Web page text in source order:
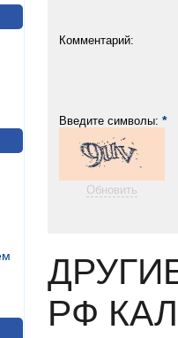
Комментарий:
Введите символы: *
Обновить
РФ